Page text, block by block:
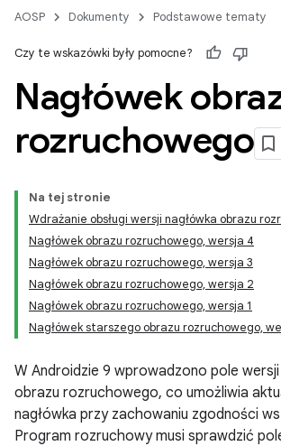
AOSP Dokumenty Podstawowe tematy
Czy te wskazówki były pomocne?
Nagłówek
rozruchowego
Na tej stronie
Wdrażanie obsługi wersji nagłówka obrazu
Nagłówek obrazu rozruchowego, wersja 4
Nagłówek obrazu rozruchowego, wersja 3
Nagłówek obrazu rozruchowego, wersja 2
Nagłówek obrazu rozruchowego, wersja 1
Nagłówek starszego obrazu rozruchowego,
W Androidzie 9 wprowadzono pole wersji
obrazu rozruchowego, co umożliwia
nagłówka przy zachowaniu zgodności
Program rozruchowy musi sprawdzić